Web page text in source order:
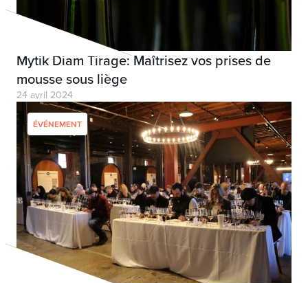
Mytik Diam Tirage: Maîtrisez vos prises de
mousse sous liège
24 avril 2024
ÉVÉNEMENT